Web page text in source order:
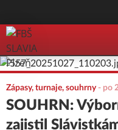
FBŠ SLAVIA Plzeň
Zápasy, turnaje, souhrny - po
SOUHRN:
zajistil